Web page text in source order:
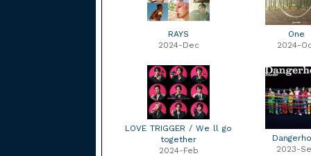
RAYS
2024-Dec
One
2024-
LOVE TRIGGER / We ll go
together
2024-Feb
2023-